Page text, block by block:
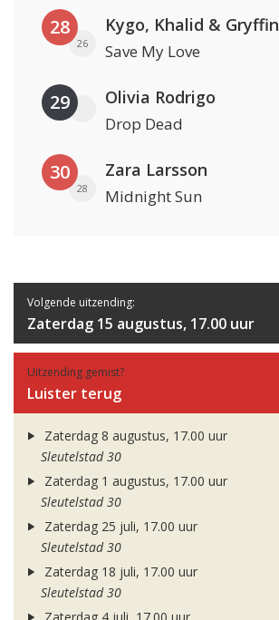
28
26
Kygo, Khalid & Gryffin
Save My Love
29 Olivia Rodrigo
Drop Dead
30
28
Zara Larsson
Midnight Sun
Volgende uitzending:
Zaterdag 15 augustus, 17.00 uur
Uitzending gemist?
Luister terug
Zaterdag 8 augustus, 17.00 uur
Sleutelstad 30
Zaterdag 1 augustus, 17.00 uur
Sleutelstad 30
Zaterdag 25 juli, 17.00 uur
Sleutelstad 30
Zaterdag 18 juli, 17.00 uur
Sleutelstad 30